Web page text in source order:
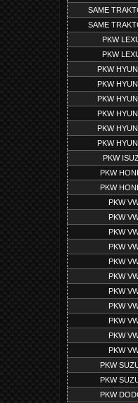
SAME
SAME
PKW
PKW
PKW
PKW
PKW
PKW
PKW
PKW
PKW
PKW
PKW
PKW
PKW
PKW
PKW
PKW
PKW
PKW
PKW
PKW
PKW
PKW
PKW
PKW
PKW